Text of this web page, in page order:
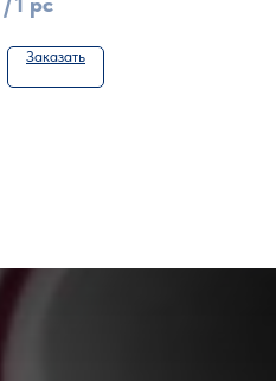
Заказать